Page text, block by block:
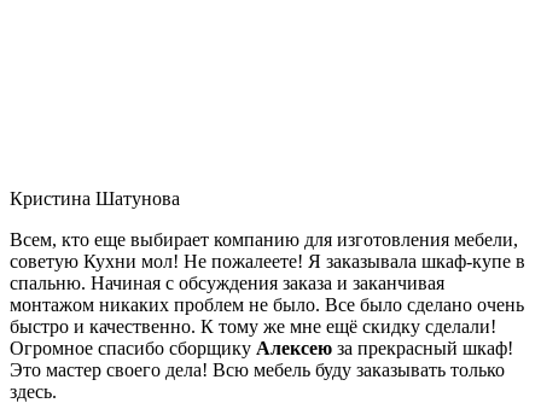
Кристина Шатунова
Всем, кто еще выбирает компанию для изготовления мебели,
советую Кухни мол! Не пожалеете! Я заказывала шкаф-купе в
спальню. Начиная с обсуждения заказа и заканчивая
монтажом никаких проблем не было. Все было сделано очень
быстро и качественно. К тому же мне ещё скидку сделали!
Огромное спасибо сборщику Алексею за прекрасный шкаф!
Это мастер своего дела! Всю мебель буду заказывать только
здесь.